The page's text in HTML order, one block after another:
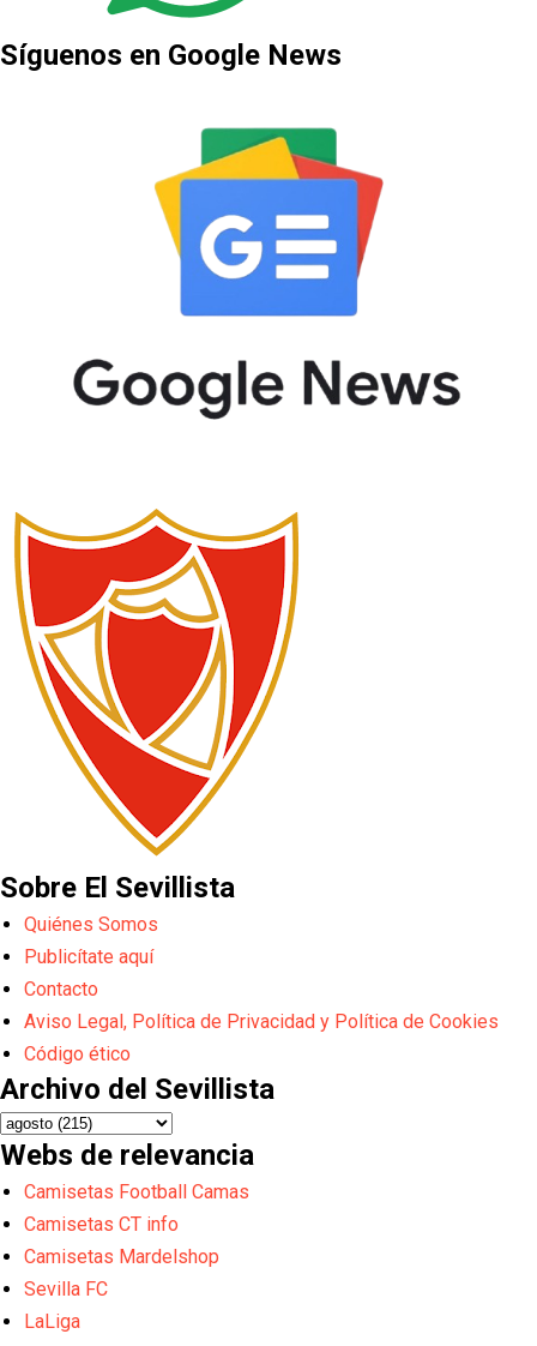
Síguenos en Google News
Sobre El Sevillista
Quiénes Somos
Publicítate aquí
Contacto
Aviso Legal, Política de Privacidad y Política de Cookies
Código ético
Archivo del Sevillista
Webs de relevancia
Camisetas Football Camas
Camisetas CT info
Camisetas Mardelshop
Sevilla FC
LaLiga